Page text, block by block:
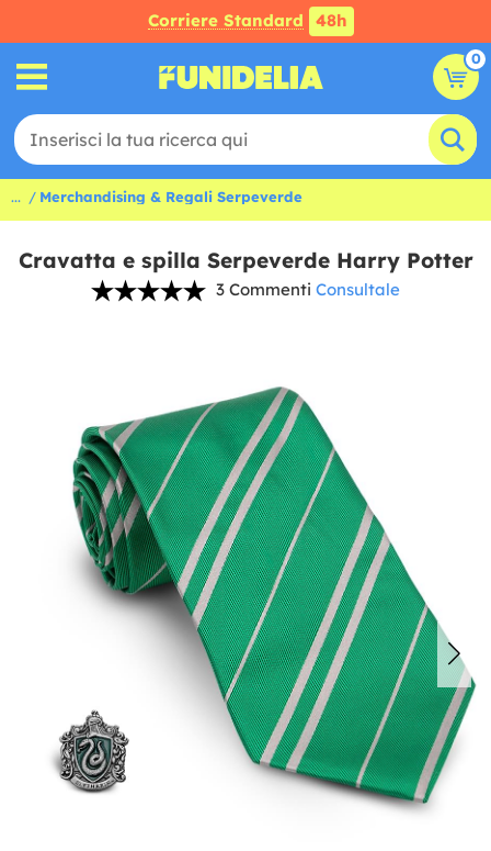
Corriere Standard 48h
0
... Merchandising & Regali Serpeverde
Cravatta e spilla Serpeverde Harry Potter
3 Commenti Consultale